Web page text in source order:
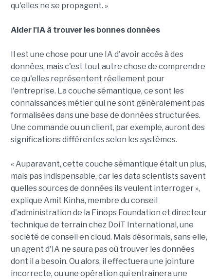
qu'elles ne se propagent. »
Aider l'IA à trouver les bonnes données
Il est une chose pour une IA d'avoir accès à des
données, mais c'est tout autre chose de comprendre
ce qu'elles représentent réellement pour
l'entreprise. La couche sémantique, ce sont les
connaissances métier qui ne sont généralement pas
formalisées dans une base de données structurées.
Une commande ou un client, par exemple, auront des
significations différentes selon les systèmes.
« Auparavant, cette couche sémantique était un plus,
mais pas indispensable, car les data scientists savent
quelles sources de données ils veulent interroger »,
explique Amit Kinha, membre du conseil
d'administration de la Finops Foundation et directeur
technique de terrain chez DoiT International, une
société de conseil en cloud. Mais désormais, sans elle,
un agent d'IA ne saura pas où trouver les données
dont il a besoin. Ou alors, il effectuera une jointure
incorrecte, ou une opération qui entraînera une